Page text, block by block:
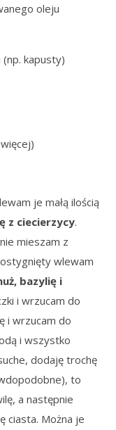
oleju
(np. kapusty)
je małą ilością
z ciecierzycy.
mieszam z
wlewam
bazylię i
i wrzucam do
i wrzucam do
i wszystko
dodaję trochę
to
a następnie
ciasta. Można je